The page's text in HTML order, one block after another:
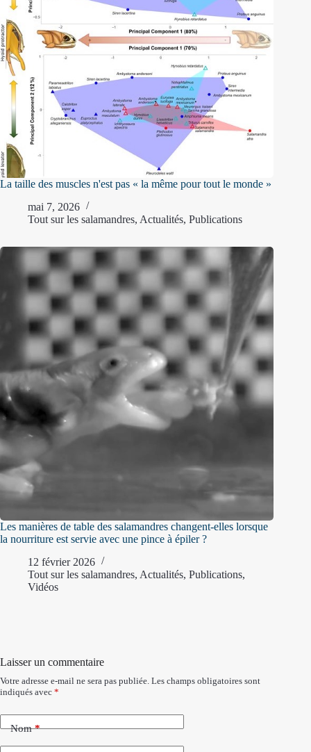
La taille des muscles n'est pas « la même pour tout le monde »
mai 7, 2026
Tout sur les salamandres, Actualités, Publications
Les manières de table des salamandres changent-elles lorsque
la nourriture est servie avec une pince à épiler ?
12 février 2026
Tout sur les salamandres, Actualités, Publications,
Vidéos
Laisser un commentaire
Votre adresse e-mail ne sera pas publiée. Les champs obligatoires sont
indiqués avec *
Nom*